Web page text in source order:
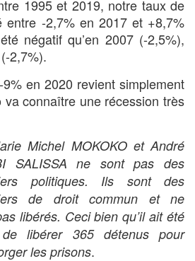
1995 et 2019, notre taux de
entre -2,7% en 2017 et +8,7%
négatif qu’en 2007 (-2,5%),
2,7%).
en 2020 revient simplement
connaître une récession très
Michel MOKOKO et André
SALISSA ne sont pas des
politiques. Ils sont des
de droit commun et ne
libérés. Ceci bien qu’il ait été
libérer 365 détenus pour
les prisons.